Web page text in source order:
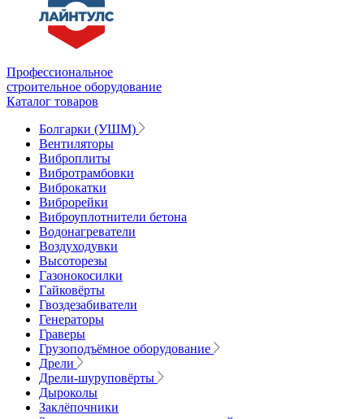
Профессиональное
строительное оборудование
Каталог товаров
Болгарки (УШМ)
Вентиляторы
Виброплиты
Вибротрамбовки
Виброкатки
Виброрейки
Виброуплотнители бетона
Водонагреватели
Воздуходувки
Высоторезы
Газонокосилки
Гайковёрты
Гвоздезабиватели
Генераторы
Граверы
Грузоподъёмное оборудование
Дрели
Дрели-шуруповёрты
Дыроколы
Заклёпочники